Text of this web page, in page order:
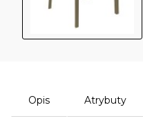
Opis Atrybuty